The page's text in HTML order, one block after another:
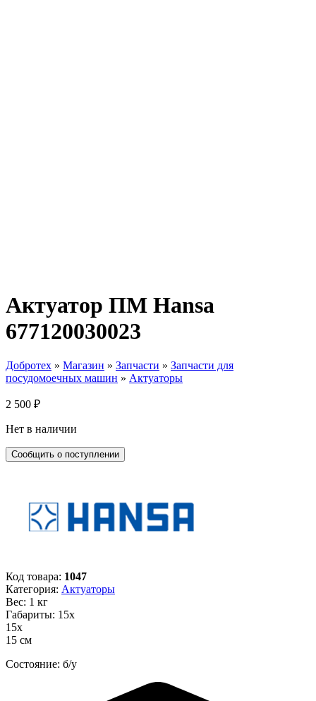
Актуатор ПМ Hansa
677120030023
Добротех » Магазин » Запчасти » Запчасти для
посудомоечных машин » Актуаторы
2 500 ₽
Нет в наличии
Код товара: 1047
Категория: Актуаторы
Вес: 1 кг
Габариты: 15х
15х
15 см
Состояние: б/у